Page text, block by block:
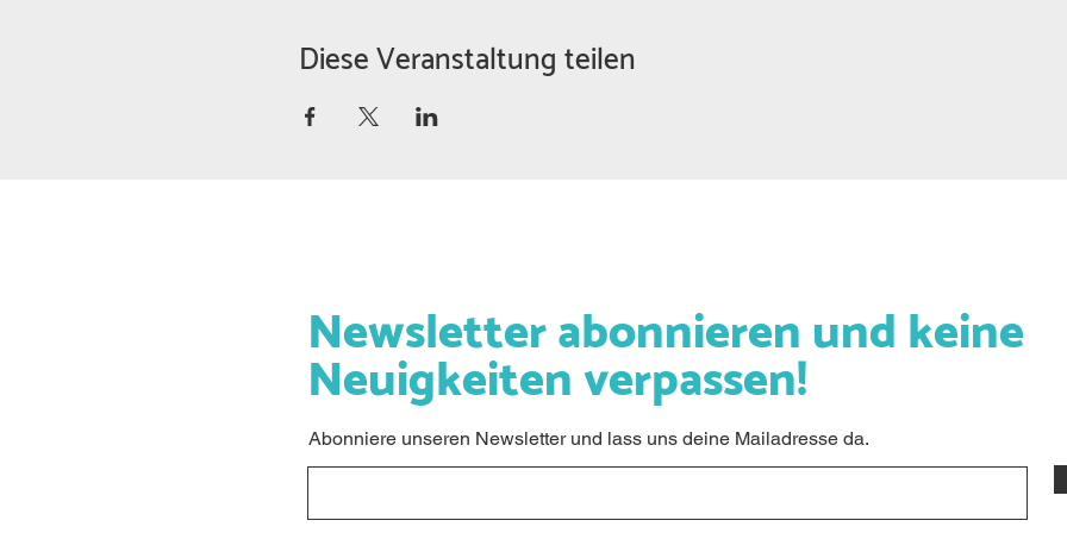
Diese Veranstaltung teilen
Newsletter abonnieren und keine
Neuigkeiten verpassen!
Abonniere unseren Newsletter und lass uns deine Mailadresse da.